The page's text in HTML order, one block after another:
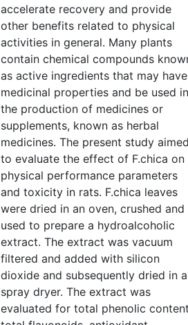
accelerate recovery and provide
other benefits related to physical
activities in general. Many plants
contain chemical compounds
as active ingredients that may have
medicinal properties and be used in
the production of medicines or
supplements, known as herbal
medicines. The present study
to evaluate the effect of F.chica on
physical performance parameters
and toxicity in rats. F.chica leaves
were dried in an oven, crushed and
used to prepare a hydroalcoholic
extract. The extract was vacuum
filtered and added with silicon
dioxide and subsequently dried in a
spray dryer. The extract was
evaluated for total phenolic